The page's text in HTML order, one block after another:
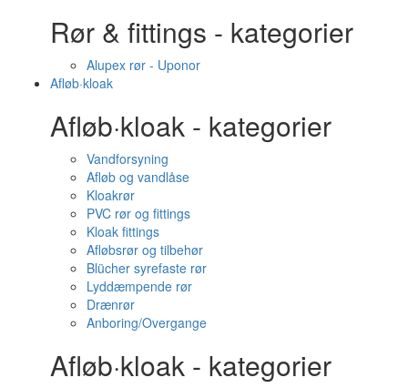
Rør & fittings - kategorier
Alupex rør - Uponor
Afløb·kloak
Afløb·kloak - kategorier
Vandforsyning
Afløb og vandlåse
Kloakrør
PVC rør og fittings
Kloak fittings
Afløbsrør og tilbehør
Blücher syrefaste rør
Lyddæmpende rør
Drænrør
Anboring/Overgange
Afløb·kloak - kategorier